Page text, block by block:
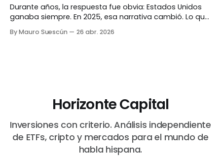
Durante años, la respuesta fue obvia: Estados Unidos
ganaba siempre. En 2025, esa narrativa cambió. Lo que
necesitas saber antes de decidir dónde va tu dinero. La
década del S&P 500 Entre 2010 y 2024, el S&P 500 fue
By Mauro Suescún 26 abr. 2026
Horizonte Capital
Inversiones con criterio. Análisis independiente
de ETFs, cripto y mercados para el mundo de
habla hispana.